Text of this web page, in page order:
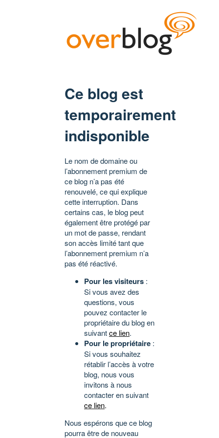
Ce blog est
temporairement
indisponible
Le nom de domaine ou
l’abonnement premium de
ce blog n’a pas été
renouvelé, ce qui explique
cette interruption. Dans
certains cas, le blog peut
également être protégé par
un mot de passe, rendant
son accès limité tant que
l’abonnement premium n’a
pas été réactivé.
Pour les visiteurs :
Si vous avez des
questions, vous
pouvez contacter le
propriétaire du blog en
suivantce lien.
Pour le propriétaire :
Si vous souhaitez
rétablir l’accès à votre
blog, nous vous
invitons à nous
contacter en suivant
ce lien.
Nous espérons que ce blog
pourra être de nouveau